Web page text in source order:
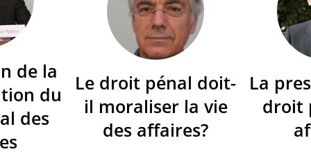
de la
du
des
Le droit pénal doit-
il moraliser la vie
des affaires?
La
droit